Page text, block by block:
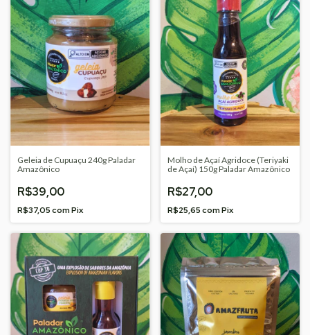
Geleia de Cupuaçu 240g Paladar
Amazônico
R$39,00
R$37,05comPix
Molho de Açaí Agridoce (Teriyaki
de Açaí) 150g Paladar Amazônico
R$27,00
R$25,65comPix